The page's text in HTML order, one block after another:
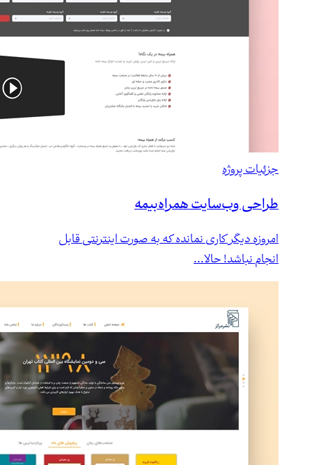
جزئیات پروژه
طراحی وب‌سایت همراه‌بیمه
امروزه دیگر کاری نمانده که به صورت اینترنتی قابل
انجام نباشد! حالا...